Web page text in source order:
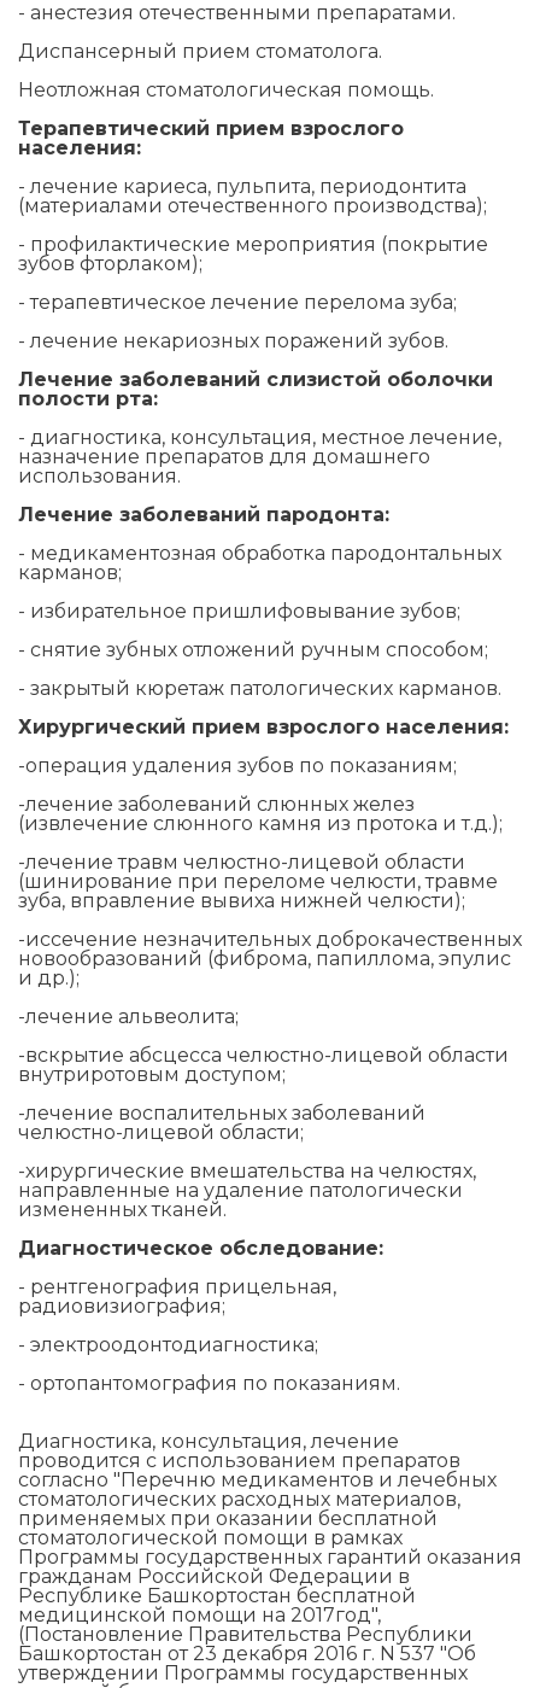
- анестезия отечественными препаратами.
Диспансерный прием стоматолога.
Неотложная стоматологическая помощь.
Терапевтический прием взрослого
населения:
- лечение кариеса, пульпита, периодонтита
(материалами отечественного производства);
- профилактические мероприятия (покрытие
зубов фторлаком);
- терапевтическое лечение перелома зуба;
- лечение некариозных поражений зубов.
Лечение заболеваний слизистой оболочки
полости рта:
- диагностика, консультация, местное лечение,
назначение препаратов для домашнего
использования.
Лечение заболеваний пародонта:
- медикаментозная обработка пародонтальных
карманов;
- избирательное пришлифовывание зубов;
- снятие зубных отложений ручным способом;
- закрытый кюретаж патологических карманов.
Хирургический прием взрослого населения:
-операция удаления зубов по показаниям;
-лечение заболеваний слюнных желез
(извлечение слюнного камня из протока и т.д.);
-лечение травм челюстно-лицевой области
(шинирование при переломе челюсти, травме
зуба, вправление вывиха нижней челюсти);
-иссечение незначительных доброкачественных
новообразований (фиброма, папиллома, эпулис
и др.);
-лечение альвеолита;
-вскрытие абсцесса челюстно-лицевой области
внутриротовым доступом;
-лечение воспалительных заболеваний
челюстно-лицевой области;
-хирургические вмешательства на челюстях,
направленные на удаление патологически
измененных тканей.
Диагностическое обследование:
- рентгенография прицельная,
радиовизиография;
- электроодонтодиагностика;
- ортопантомография по показаниям.
Диагностика, консультация, лечение
проводится с использованием препаратов
согласно "Перечню медикаментов и лечебных
стоматологических расходных материалов,
применяемых при оказании бесплатной
стоматологической помощи в рамках
Программы государственных гарантий оказания
гражданам Российской Федерации в
Республике Башкортостан бесплатной
медицинской помощи на 2017год",
(Постановление Правительства Республики
Башкортостан от 23 декабря 2016 г. N 537 "Об
утверждении Программы государственных